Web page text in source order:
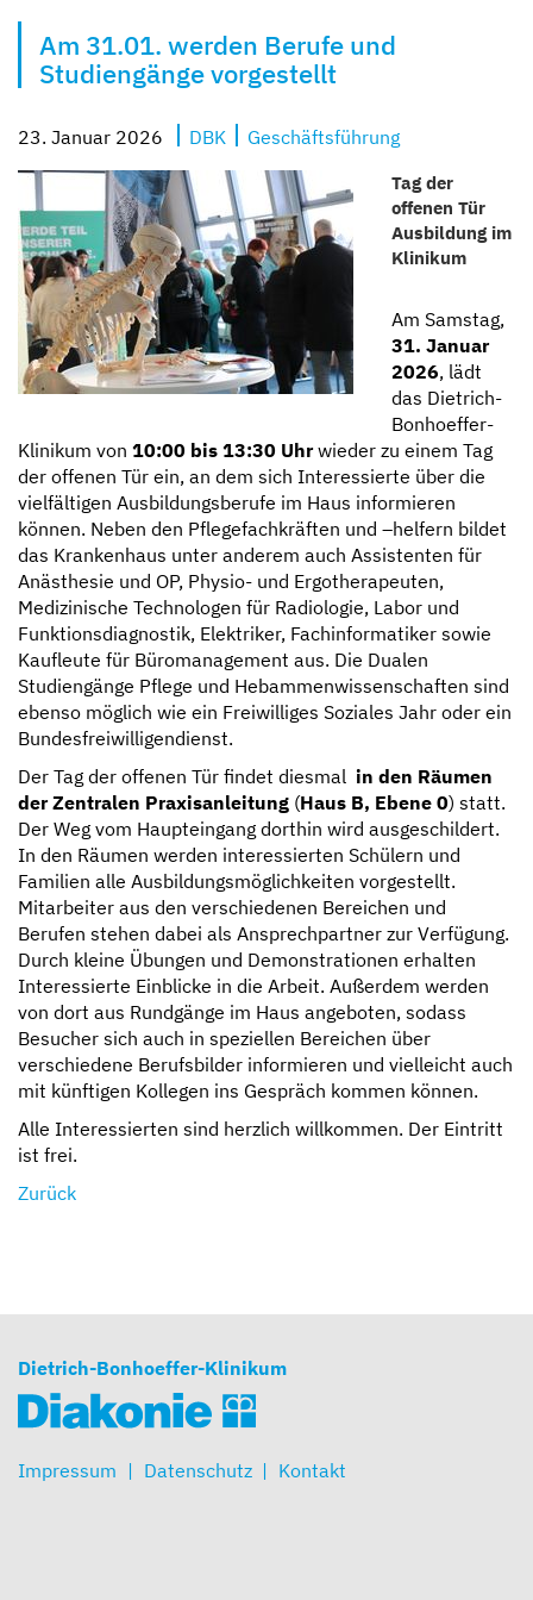
Kompetent und zugewandt
Mit besten Aussichten
Sicher und geborgen
Erzähl sie uns auf
Am 31.01. werden Berufe und
Studiengänge vorgestellt
23. Januar 2026 DBK Geschäftsführung
Tag der
offenen Tür
Ausbildung im
Klinikum
Am Samstag,
31. Januar
2026, lädt
das Dietrich-
Bonhoeffer-
Klinikum von 10:00 bis 13:30 Uhrwieder zu einem Tag
der offenen Tür ein, an dem sich Interessierte über die
vielfältigen Ausbildungsberufe im Haus informieren
können. Neben den Pflegefachkräften und –helfern bildet
das Krankenhaus unter anderem auch Assistenten für
Anästhesie und OP, Physio- und Ergotherapeuten,
Medizinische Technologen für Radiologie, Labor und
Funktionsdiagnostik, Elektriker, Fachinformatiker sowie
Kaufleute für Büromanagement aus. Die Dualen
Studiengänge Pflege und Hebammenwissenschaften sind
ebenso möglich wie ein Freiwilliges Soziales Jahr oder ein
Bundesfreiwilligendienst.
Der Tag der offenen Tür findet diesmal in den Räumen
der Zentralen Praxisanleitung (Haus B, Ebene 0) statt.
Der Weg vom Haupteingang dorthin wird ausgeschildert.
In den Räumen werden interessierten Schülern und
Familien alle Ausbildungsmöglichkeiten vorgestellt.
Mitarbeiter aus den verschiedenen Bereichen und
Berufen stehen dabei als Ansprechpartner zur Verfügung.
Durch kleine Übungen und Demonstrationen erhalten
Interessierte Einblicke in die Arbeit. Außerdem werden
von dort aus Rundgänge im Haus angeboten, sodass
Besucher sich auch in speziellen Bereichen über
verschiedene Berufsbilder informieren ­und vielleicht auch
mit künftigen Kollegen ins Gespräch kommen können.
Alle Interessierten sind herzlich willkommen. Der Eintritt
ist frei.
Zurück
Dietrich-Bonhoeffer-Klinikum
Impressum Datenschutz Kontakt